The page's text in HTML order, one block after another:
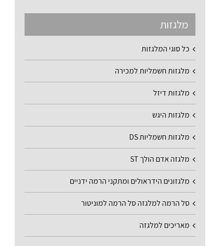
מלגזות
כל סוגי המלגזות
מלגזות חשמליות למכירה
מלגזות דיזל
מלגזות היגש
מלגזות חשמליות DS
מלגזה אדם הולך ST
מלגזונים הידראולים ומתקני הרמה ידניים
סל הרמה למלגזה סל הרמה למוניטור
מאריכים למלגזה